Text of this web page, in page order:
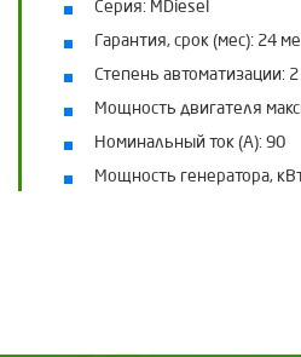
Серия: MDiesel
Гарантия, срок (мес): 24
Степень автоматизации: 2
Мощность двигателя
Номинальный ток (А): 90
Мощность генератора,